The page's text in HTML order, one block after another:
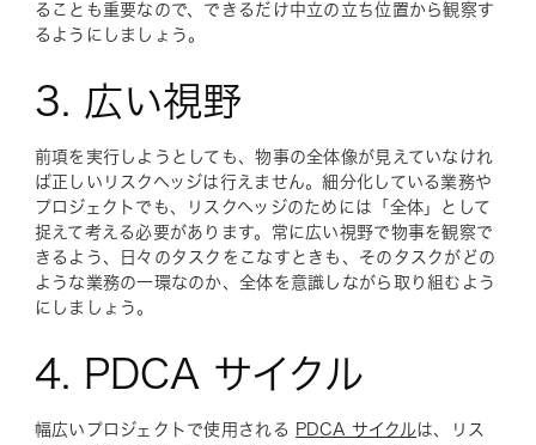
ることも重要なので、できるだけ中立の立ち位置から観察す
るようにしましょう。
3. 広い視野
前項を実行しようとしても、物事の全体像が見えていなけれ
ば正しいリスクヘッジは行えません。細分化している業務や
プロジェクトでも、リスクヘッジのためには「全体」として
捉えて考える必要があります。常に広い視野で物事を観察で
きるよう、日々のタスクをこなすときも、そのタスクがどの
ような業務の一環なのか、全体を意識しながら取り組むよう
にしましょう。
4. PDCA サイクル
幅広いプロジェクトで使用される PDCA サイクルは、リス